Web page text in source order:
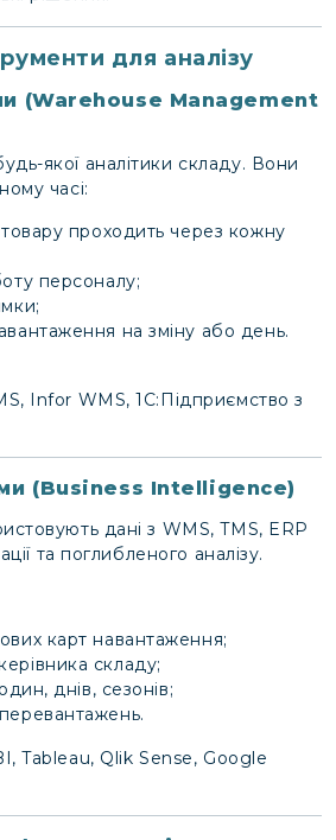
для аналізу
(Warehouse Management
якої аналітики складу. Вони
часі:
товару проходить через кожну
персоналу;
на зміну або день.
Infor WMS, 1С:Підприємство з
(Business Intelligence)
дані з WMS, TMS, ERP
та поглибленого аналізу.
карт навантаження;
складу;
днів, сезонів;
Tableau, Qlik Sense, Google